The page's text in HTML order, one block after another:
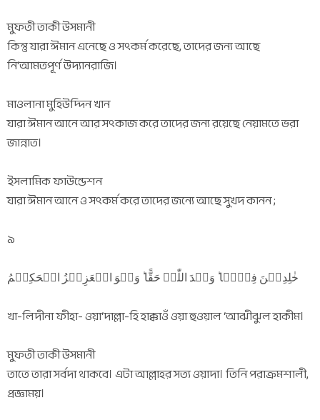
মুফতী তাকী উসমানী
কিন্তু যারা ঈমান এনেছে ও সৎকর্ম করেছে, তাদের জন্য আছে
নি‘আমতপূর্ণ উদ্যানরাজি।
মাওলানা মুহিউদ্দিন খান
যারা ঈমান আনে আর সৎকাজ করে তাদের জন্য রয়েছে নেয়ামতে ভরা
জান্নাত।
ইসলামিক ফাউন্ডেশন
যারা ঈমান আনে ও সৎকর্ম করে তাদের জন্যে আছে সুখদ কানন ;
৯
خٰلِدِیۡنَ فِیۡہَا ؕ وَعۡدَ اللّٰہِ حَقًّا ؕ وَہُوَ الۡعَزِیۡزُ الۡحَکِیۡمُ
খা-লিদীনা ফীহা- ওয়া‘দাল্লা-হি হাক্কাওঁ ওয়া হুওয়াল ‘আঝীঝুল হাকীম।
মুফতী তাকী উসমানী
তাতে তারা সর্বদা থাকবে। এটা আল্লাহর সত্য ওয়াদা। তিনি পরাক্রমশালী,
প্রজ্ঞাময়।